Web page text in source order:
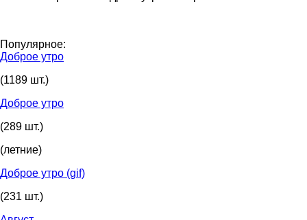
Популярное:
Доброе утро
(1189 шт.)
Доброе утро
(289 шт.)
(летние)
Доброе утро (gif)
(231 шт.)